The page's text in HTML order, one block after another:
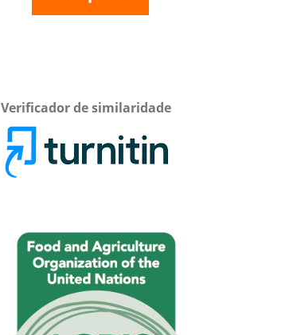
Verificador de similaridade